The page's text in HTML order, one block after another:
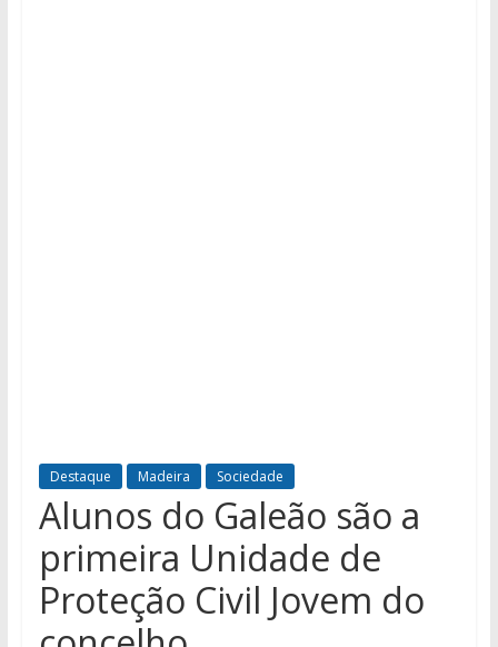
Destaque Madeira Sociedade
Alunos do Galeão são a
primeira Unidade de
Proteção Civil Jovem do